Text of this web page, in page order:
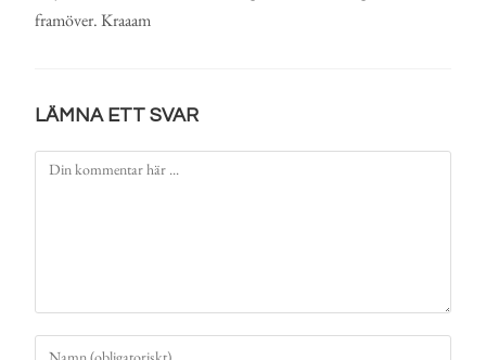
framöver. Kraaam
LÄMNA ETT SVAR